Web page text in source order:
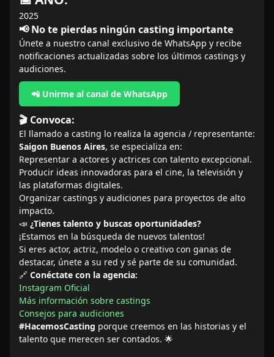
2025
📢 No te pierdas ningún casting importante
Únete a nuestro canal exclusivo de WhatsApp y recibe
notificaciones actualizadas sobre los últimos castings y
audiciones.
📲 Unirme al canal de WhatsApp
🎬 Convoca:
El llamado a casting lo realiza la agencia / representante:
Saigon Buenos Aires, se especializa en:
Representar a actores y actrices con talento excepcional.
Producir ideas innovadoras para el cine, la televisión y
las plataformas digitales.
Organizar castings y audiciones para proyectos de alto
impacto.
📣 ¿Tienes talento y buscas oportunidades?
¡Estamos en la búsqueda de nuevos talentos!
Si eres actor, actriz, modelo o creativo con ganas de
destacar, únete a su red y sé parte de su comunidad.
🔗 Conéctate con la agencia:
Instagram Oficial
Más información sobre castings
Consejos para audiciones
#HacemosCasting porque creemos en las historias y el
talento que merecen ser contados. 🌟